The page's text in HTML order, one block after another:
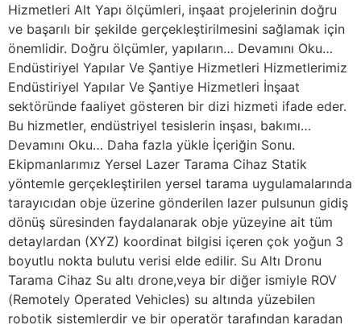
Hizmetleri Alt Yapı ölçümleri, inşaat projelerinin doğru
ve başarılı bir şekilde gerçekleştirilmesini sağlamak için
önemlidir. Doğru ölçümler, yapıların… Devamını Oku…
Endüstiriyel Yapılar Ve Şantiye Hizmetleri Hizmetlerimiz
Endüstiriyel Yapılar Ve Şantiye Hizmetleri İnşaat
sektöründe faaliyet gösteren bir dizi hizmeti ifade eder.
Bu hizmetler, endüstriyel tesislerin inşası, bakımı…
Devamını Oku… Daha fazla yükle İçeriğin Sonu.
Ekipmanlarımız Yersel Lazer Tarama Cihaz Statik
yöntemle gerçekleştirilen yersel tarama uygulamalarında
tarayıcıdan obje üzerine gönderilen lazer pulsunun gidiş
dönüş süresinden faydalanarak obje yüzeyine ait tüm
detaylardan (XYZ) koordinat bilgisi içeren çok yoğun 3
boyutlu nokta bulutu verisi elde edilir. Su Altı Dronu
Tarama Cihaz Su altı drone,veya bir diğer ismiyle ROV
(Remotely Operated Vehicles) su altında yüzebilen
robotik sistemlerdir ve bir operatör tarafından karadan